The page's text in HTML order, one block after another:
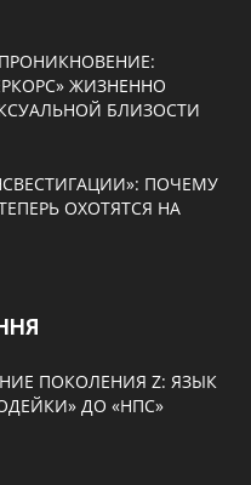
ЖИЗНЕННО
БЛИЗОСТИ
ПОЧЕМУ
ОХОТЯТСЯ НА
ПОКОЛЕНИЯ Z: ЯЗЫК
ДО «НПС»